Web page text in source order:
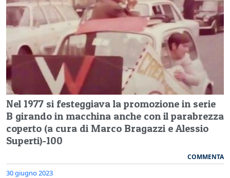
Nel 1977 si festeggiava la promozione in serie
B girando in macchina anche con il parabrezza
coperto (a cura di Marco Bragazzi e Alessio
Superti)-100
COMMENTA
30 giugno 2023